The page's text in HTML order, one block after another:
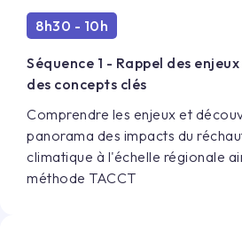
8h30 - 10h
Séquence 1 - Rappel des
des concepts clés
Comprendre les enjeux et
panorama des impacts du
climatique à l'échelle régionale
méthode TACCT